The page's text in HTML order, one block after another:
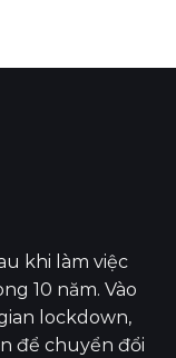
khi làm việc
10 năm. Vào
lockdown,
để chuyển đổi